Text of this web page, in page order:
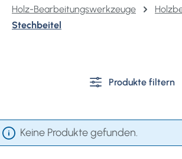
Holz-Bearbeitungswerkzeuge
Stechbeitel
Produkte filtern
Keine Produkte gefunden.